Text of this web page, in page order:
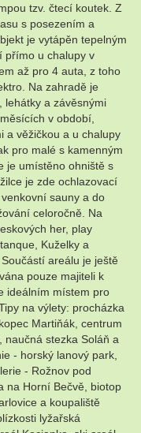
tzv. čtecí koutek. Z
s posezením a
je vytápěn tepelným
přímo u chalupy v
až pro 4 auta, z toho
Na zahradě je
lehátky a závěsnými
v období,
a věžičkou a u chalupy
pro malé s kamenným
je umístěno ohniště s
je zde ochlazovací
sauny a do
celoročně. Na
her, play
Kuželky a
areálu je ještě
pouze majiteli k
ideálním místem pro
na výlety: procházka
Martiňák, centrum
naučná stezka Soláň a
- horský lanový park,
- Rožnov pod
na Horní Bečvě, biotop
a koupaliště
lyžařská